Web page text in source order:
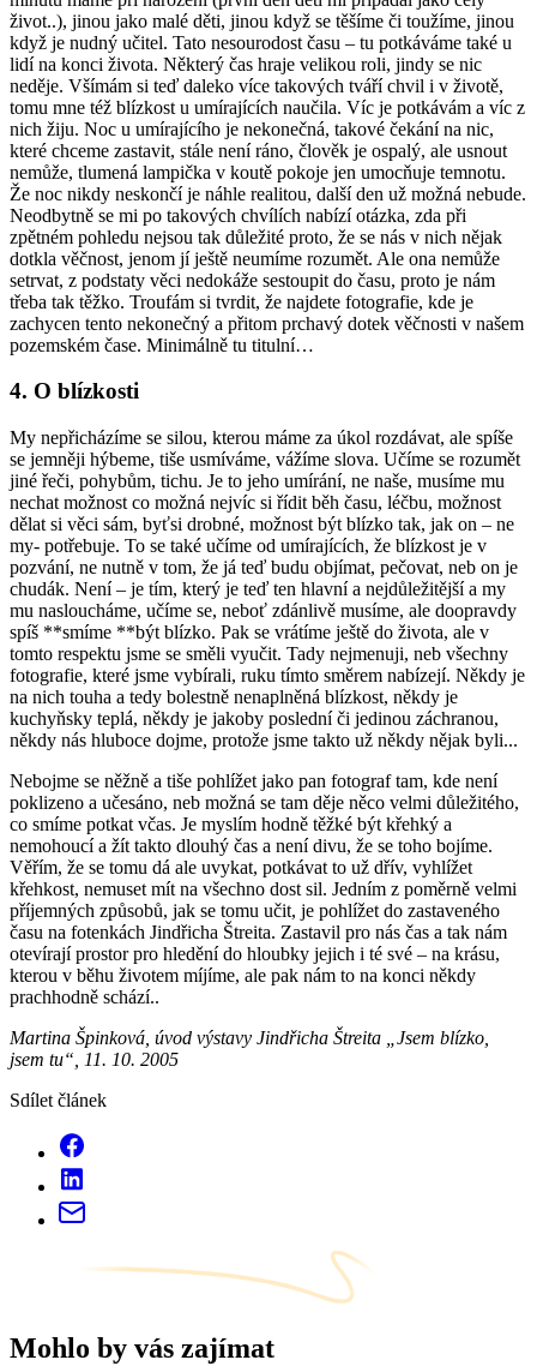
život..), jinou jako malé děti, jinou když se těšíme či toužíme, jinou
když je nudný učitel. Tato nesourodost času – tu potkáváme také u
lidí na konci života. Některý čas hraje velikou roli, jindy se nic
neděje. Všímám si teď daleko více takových tváří chvil i v životě,
tomu mne též blízkost u umírajících naučila. Víc je potkávám a víc z
nich žiju. Noc u umírajícího je nekonečná, takové čekání na nic,
které chceme zastavit, stále není ráno, člověk je ospalý, ale usnout
nemůže, tlumená lampička v koutě pokoje jen umocňuje temnotu.
Že noc nikdy neskončí je náhle realitou, další den už možná nebude.
Neodbytně se mi po takových chvílích nabízí otázka, zda při
zpětném pohledu nejsou tak důležité proto, že se nás v nich nějak
dotkla věčnost, jenom jí ještě neumíme rozumět. Ale ona nemůže
setrvat, z podstaty věci nedokáže sestoupit do času, proto je nám
třeba tak těžko. Troufám si tvrdit, že najdete fotografie, kde je
zachycen tento nekonečný a přitom prchavý dotek věčnosti v našem
pozemském čase. Minimálně tu titulní…
4. O blízkosti
My nepřicházíme se silou, kterou máme za úkol rozdávat, ale spíše
se jemněji hýbeme, tiše usmíváme, vážíme slova. Učíme se rozumět
jiné řeči, pohybům, tichu. Je to jeho umírání, ne naše, musíme mu
nechat možnost co možná nejvíc si řídit běh času, léčbu, možnost
dělat si věci sám, byťsi drobné, možnost být blízko tak, jak on – ne
my- potřebuje. To se také učíme od umírajících, že blízkost je v
pozvání, ne nutně v tom, že já teď budu objímat, pečovat, neb on je
chudák. Není – je tím, který je teď ten hlavní a nejdůležitější a my
mu nasloucháme, učíme se, neboť zdánlivě musíme, ale doopravdy
spíš **smíme **být blízko. Pak se vrátíme ještě do života, ale v
tomto respektu jsme se směli vyučit. Tady nejmenuji, neb všechny
fotografie, které jsme vybírali, ruku tímto směrem nabízejí. Někdy je
na nich touha a tedy bolestně nenaplněná blízkost, někdy je
kuchyňsky teplá, někdy je jakoby poslední či jedinou záchranou,
někdy nás hluboce dojme, protože jsme takto už někdy nějak byli...
Nebojme se něžně a tiše pohlížet jako pan fotograf tam, kde není
poklizeno a učesáno, neb možná se tam děje něco velmi důležitého,
co smíme potkat včas. Je myslím hodně těžké být křehký a
nemohoucí a žít takto dlouhý čas a není divu, že se toho bojíme.
Věřím, že se tomu dá ale uvykat, potkávat to už dřív, vyhlížet
křehkost, nemuset mít na všechno dost sil. Jedním z poměrně velmi
příjemných způsobů, jak se tomu učit, je pohlížet do zastaveného
času na fotenkách Jindřicha Štreita. Zastavil pro nás čas a tak nám
otevírají prostor pro hledění do hloubky jejich i té své – na krásu,
kterou v běhu životem míjíme, ale pak nám to na konci někdy
prachhodně schází..
Martina Špinková, úvod výstavy Jindřicha Štreita „Jsem blízko,
jsem tu“, 11. 10. 2005
Sdílet článek
Mohlo by vás zajímat